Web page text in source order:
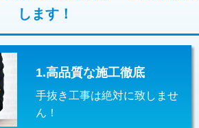
処理・清掃・修
22,000円+材料費
付・デッキ
します！
1.高品質な施工徹底
手抜き工事は絶対に致しませ
ん！